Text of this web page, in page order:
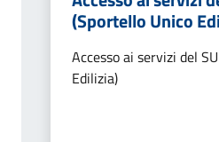
(Sportello Unico
Accesso ai servizi del
Edilizia)